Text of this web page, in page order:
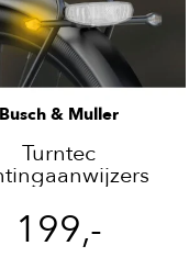
Busch & Muller
Turntec
199,-